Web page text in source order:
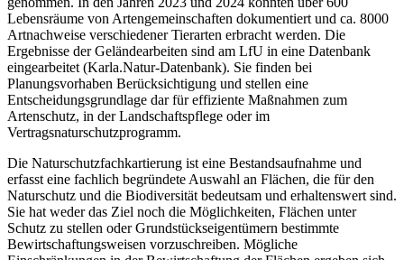
Lebensräume von Artengemeinschaften dokumentiert und ca. 8000
Artnachweise verschiedener Tierarten erbracht werden. Die
Ergebnisse der Geländearbeiten sind am LfU in eine Datenbank
eingearbeitet (Karla.Natur-Datenbank). Sie finden bei
Planungsvorhaben Berücksichtigung und stellen eine
Entscheidungsgrundlage dar für effiziente Maßnahmen zum
Artenschutz, in der Landschaftspflege oder im
Vertragsnaturschutzprogramm.
Die Naturschutzfachkartierung ist eine Bestandsaufnahme und
erfasst eine fachlich begründete Auswahl an Flächen, die für den
Naturschutz und die Biodiversität bedeutsam und erhaltenswert sind.
Sie hat weder das Ziel noch die Möglichkeiten, Flächen unter
Schutz zu stellen oder Grundstückseigentümern bestimmte
Bewirtschaftungsweisen vorzuschreiben. Mögliche